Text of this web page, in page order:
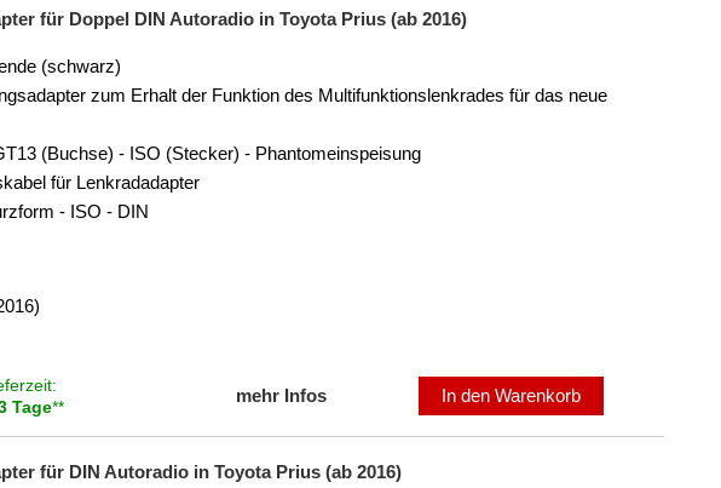
für Doppel DIN Autoradio in Toyota Prius (ab 2016)
(schwarz)
zum Erhalt der Funktion des Multifunktionslenkrades für das neue
(Buchse) - ISO (Stecker) - Phantomeinspeisung
für Lenkradadapter
- ISO - DIN
Tage**
mehr Infos In den Warenkorb
für DIN Autoradio in Toyota Prius (ab 2016)